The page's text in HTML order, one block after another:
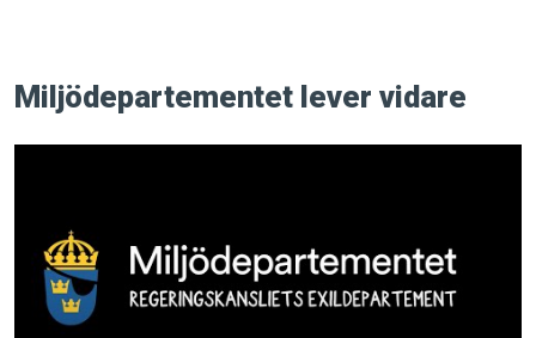
Miljödepartementet lever vidare